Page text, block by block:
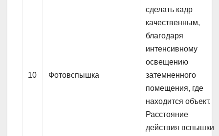
10 Фотовспышка
сделать кадр
качественным,
благодаря
интенсивному
освещению
затемненного
помещения, где
находится объект.
Расстояние
действия вспышки